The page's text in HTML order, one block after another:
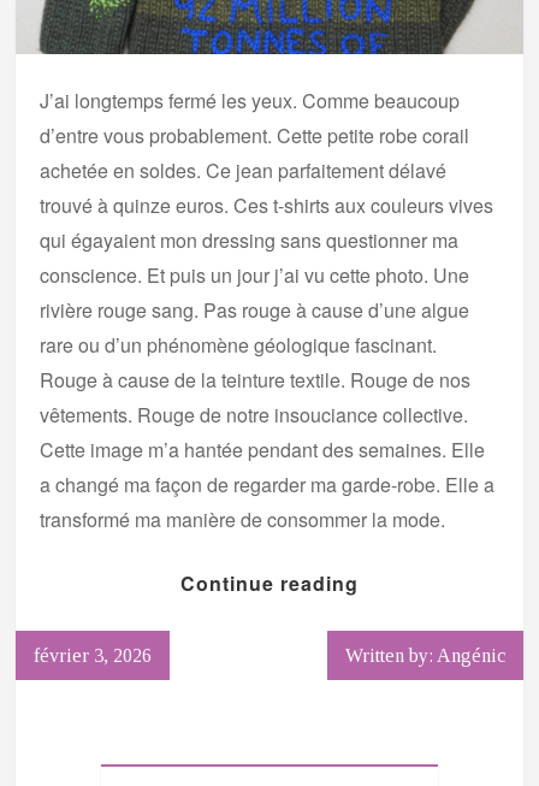
J’ai longtemps fermé les yeux. Comme beaucoup
d’entre vous probablement. Cette petite robe corail
achetée en soldes. Ce jean parfaitement délavé
trouvé à quinze euros. Ces t-shirts aux couleurs vives
qui égayaient mon dressing sans questionner ma
conscience. Et puis un jour j’ai vu cette photo. Une
rivière rouge sang. Pas rouge à cause d’une algue
rare ou d’un phénomène géologique fascinant.
Rouge à cause de la teinture textile. Rouge de nos
vêtements. Rouge de notre insouciance collective.
Cette image m’a hantée pendant des semaines. Elle
a changé ma façon de regarder ma garde-robe. Elle a
transformé ma manière de consommer la mode.
Continue reading
février 3, 2026 Written by: Angénic